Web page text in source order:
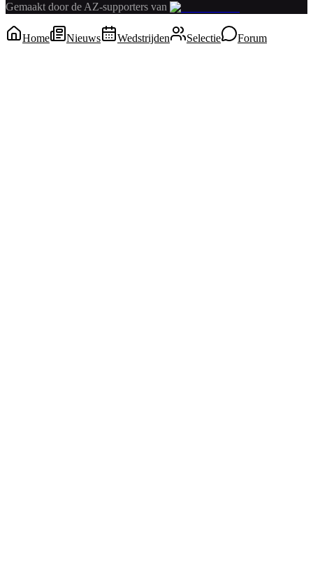
Gemaakt door de AZ-supporters van
Home Nieuws Wedstrijden Selectie Forum